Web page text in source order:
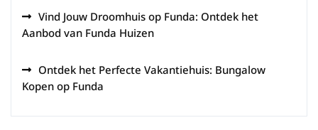
Vind Jouw Droomhuis op Funda: Ontdek het
Aanbod van Funda Huizen
Ontdek het Perfecte Vakantiehuis: Bungalow
Kopen op Funda